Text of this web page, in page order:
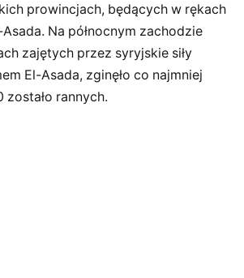
prowincjach, będących w rękach
Na północnym zachodzie
zajętych przez syryjskie siły
El-Asada, zginęło co najmniej
rannych.